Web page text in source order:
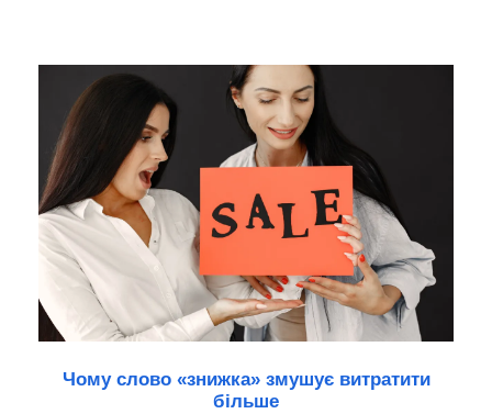
Чому слово «знижка» змушує витратити
більше